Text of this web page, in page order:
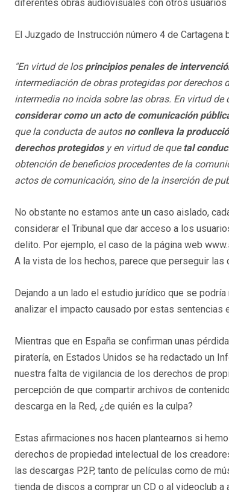
diferentes obras audiovisuales con otros
El Juzgado de Instrucción número 4 de
"En virtud de losprincipios penales de
intermediación de obras protegidas por derechos
intermedia no incida sobre las obras. En virtud
considerar como un acto de comunicación
que la conducta de autos no conlleva la
derechos protegidos y en virtud de quetal
obtención de beneficios procedentes de la
actos de comunicación, sino de la inserción de
No obstante no estamos ante un caso aislado,
considerar el Tribunal que dar acceso a los
delito. Por ejemplo, el caso de la página web
A la vista de los hechos, parece que perseguir las
Dejando a un lado el estudio jurídico que se
analizar el impacto causado por estas sentencias
Mientras que en España se confirman unas
piratería, en Estados Unidos se ha redactado un
nuestra falta de vigilancia de los derechos de
percepción de que compartir archivos de
descarga en la Red, ¿de quién es la culpa?
Estas afirmaciones nos hacen plantearnos si
derechos de propiedad intelectual de los
las descargas P2P, tanto de películas como de
tienda de discos a comprar un CD o al videoclub a